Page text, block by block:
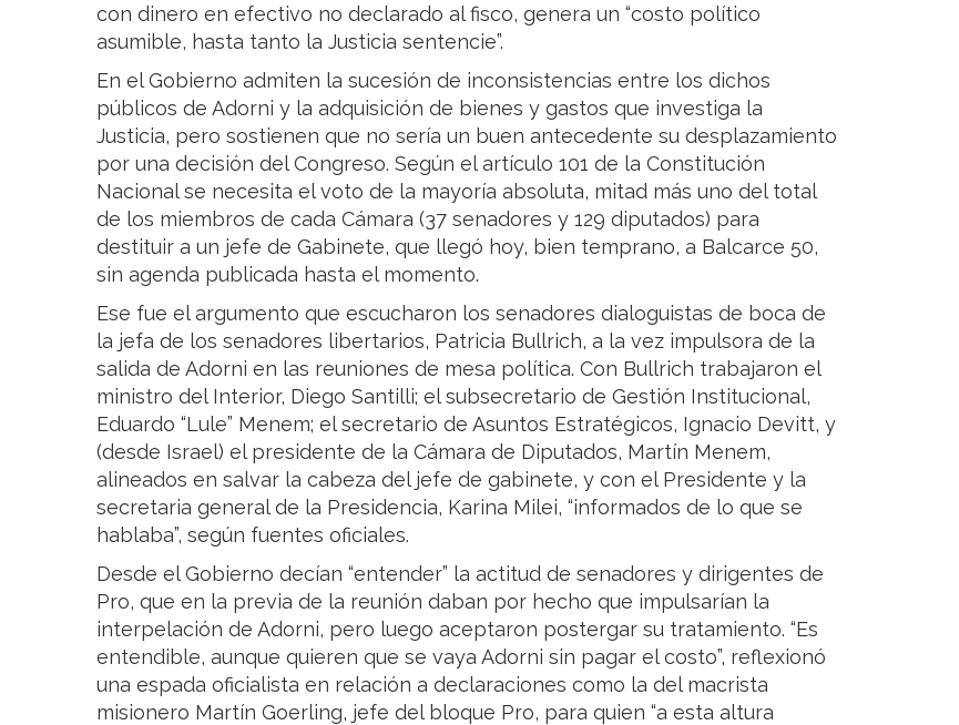
con dinero en efectivo no declarado al fisco, genera un “costo político
asumible, hasta tanto la Justicia sentencie”.
En el Gobierno admiten la sucesión de inconsistencias entre los dichos
públicos de Adorni y la adquisición de bienes y gastos que investiga la
Justicia, pero sostienen que no sería un buen antecedente su desplazamiento
por una decisión del Congreso. Según el artículo 101 de la Constitución
Nacional se necesita el voto de la mayoría absoluta, mitad más uno del total
de los miembros de cada Cámara (37 senadores y 129 diputados) para
destituir a un jefe de Gabinete, que llegó hoy, bien temprano, a Balcarce 50,
sin agenda publicada hasta el momento.
Ese fue el argumento que escucharon los senadores dialoguistas de boca de
la jefa de los senadores libertarios, Patricia Bullrich, a la vez impulsora de la
salida de Adorni en las reuniones de mesa política. Con Bullrich trabajaron el
ministro del Interior, Diego Santilli; el subsecretario de Gestión Institucional,
Eduardo “Lule” Menem; el secretario de Asuntos Estratégicos, Ignacio Devitt, y
(desde Israel) el presidente de la Cámara de Diputados, Martín Menem,
alineados en salvar la cabeza del jefe de gabinete, y con el Presidente y la
secretaria general de la Presidencia, Karina Milei, “informados de lo que se
hablaba”, según fuentes oficiales.
Desde el Gobierno decían “entender” la actitud de senadores y dirigentes de
Pro, que en la previa de la reunión daban por hecho que impulsarían la
interpelación de Adorni, pero luego aceptaron postergar su tratamiento. “Es
entendible, aunque quieren que se vaya Adorni sin pagar el costo”, reflexionó
una espada oficialista en relación a declaraciones como la del macrista
misionero Martín Goerling, jefe del bloque Pro, para quien “a esta altura